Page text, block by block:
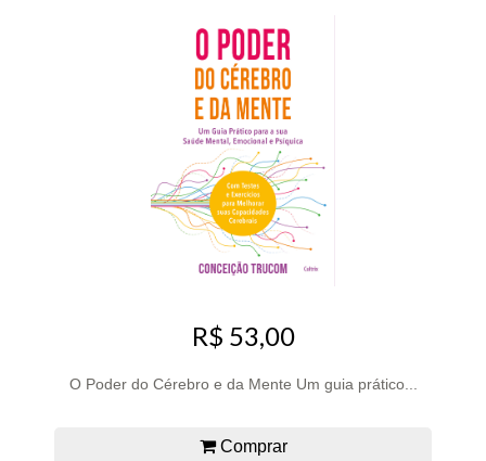
R$ 53,00
O Poder do Cérebro e da Mente Um guia prático...
Comprar